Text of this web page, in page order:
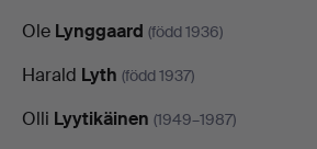
Ole Lynggaard (född 1936)
Harald Lyth (född 1937)
Olli Lyytikäinen (1949–1987)